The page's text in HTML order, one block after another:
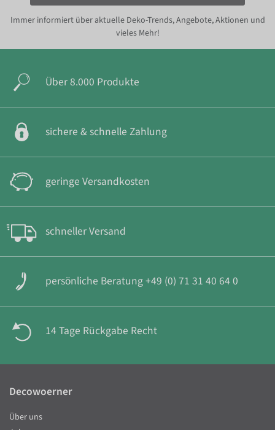
Immer informiert über aktuelle Deko-Trends, Angebote, Aktionen und
vieles Mehr!
Über 8.000 Produkte
sichere & schnelle Zahlung
geringe Versandkosten
schneller Versand
persönliche Beratung +49 (0) 71 31 40 64 0
14 Tage Rückgabe Recht
Decowoerner
Über uns